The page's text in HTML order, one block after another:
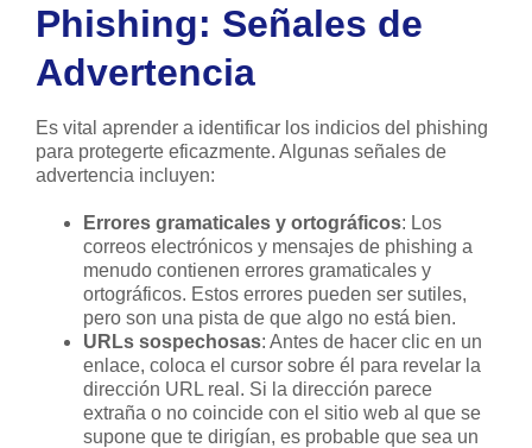
Phishing: Señales de
Advertencia
Es vital aprender a identificar los indicios del phishing
para protegerte eficazmente. Algunas señales de
advertencia incluyen:
Errores gramaticales y ortográficos: Los
correos electrónicos y mensajes de phishing a
menudo contienen errores gramaticales y
ortográficos. Estos errores pueden ser sutiles,
pero son una pista de que algo no está bien.
URLs sospechosas: Antes de hacer clic en un
enlace, coloca el cursor sobre él para revelar la
dirección URL real. Si la dirección parece
extraña o no coincide con el sitio web al que se
supone que te dirigían, es probable que sea un